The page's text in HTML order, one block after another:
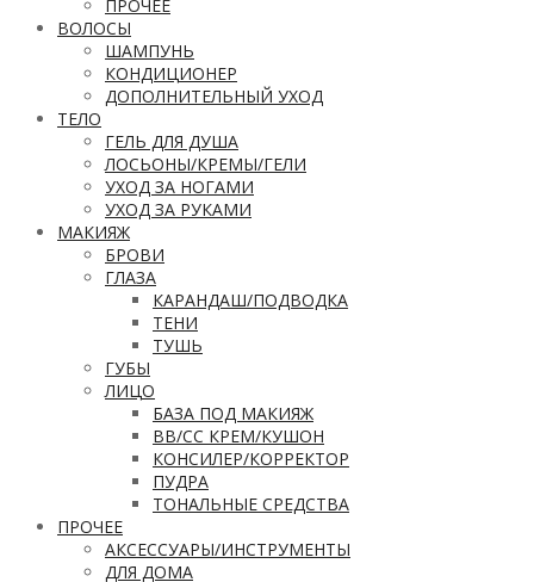
ПРОЧЕЕ
ВОЛОСЫ
ШАМПУНЬ
КОНДИЦИОНЕР
ДОПОЛНИТЕЛЬНЫЙ УХОД
ТЕЛО
ГЕЛЬ ДЛЯ ДУША
ЛОСЬОНЫ/КРЕМЫ/ГЕЛИ
УХОД ЗА НОГАМИ
УХОД ЗА РУКАМИ
МАКИЯЖ
БРОВИ
ГЛАЗА
КАРАНДАШ/ПОДВОДКА
ТЕНИ
ТУШЬ
ГУБЫ
ЛИЦО
БАЗА ПОД МАКИЯЖ
ВВ/CC КРЕМ/КУШОН
КОНСИЛЕР/КОРРЕКТОР
ПУДРА
ТОНАЛЬНЫЕ СРЕДСТВА
ПРОЧЕЕ
АКСЕССУАРЫ/ИНСТРУМЕНТЫ
ДЛЯ ДОМА